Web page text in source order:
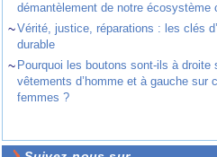
démantèlement de notre écosystème
~Vérité, justice, réparations : les clés
durable
~ Pourquoi les boutons sont-ils à droite
vêtements d’homme et à gauche sur
femmes ?